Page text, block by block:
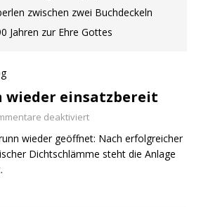
wieder einsatzbereit
deaktiviert
wieder geöffnet: Nach erfolgreicher
Dichtschlämme steht die Anlage